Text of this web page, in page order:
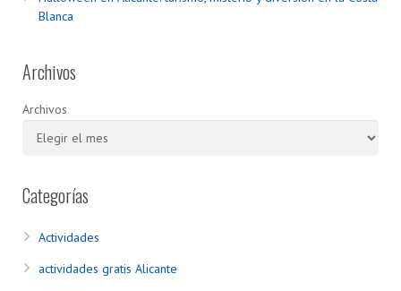
Blanca
Archivos
Archivos
Categorías
Actividades
actividades gratis Alicante